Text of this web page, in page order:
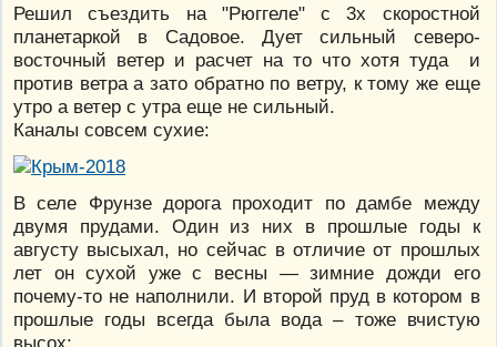
Решил съездить на "Рюггеле" с 3х скоростной
планетаркой в Садовое. Дует сильный северо-
восточный ветер и расчет на то что хотя туда и
против ветра а зато обратно по ветру, к тому же еще
утро а ветер с утра еще не сильный.
Каналы совсем сухие:
В селе Фрунзе дорога проходит по дамбе между
двумя прудами. Один из них в прошлые годы к
августу высыхал, но сейчас в отличие от прошлых
лет он сухой уже с весны — зимние дожди его
почему-то не наполнили. И второй пруд в котором в
прошлые годы всегда была вода – тоже вчистую
высох: